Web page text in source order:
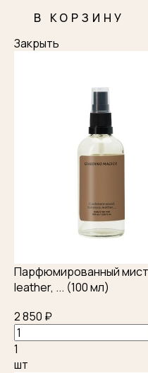
В КОРЗИНУ
Закрыть
Парфюмированный
leather, ... (100 мл)
2 850 ₽
1
шт